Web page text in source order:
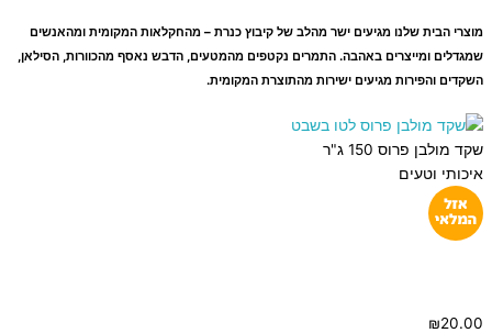
מוצרי הבית שלנו מגיעים ישר מהלב של קיבוץ כנרת – מהחקלאות המקומית ומהאנשים
שמגדלים ומייצרים באהבה. התמרים נקטפים מהמטעים, הדבש נאסף מהכוורות, הסילאן,
השקדים והפירות מגיעים ישירות מהתוצרת המקומית.
שקד מולבן פרוס 150 ג"ר
איכותי וטעים
₪20.00